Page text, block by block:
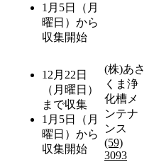
1月5日（月
曜日）から
収集開始
12月22日
（月曜日）
まで収集
1月5日（月
曜日）から
収集開始
(株)あさ
くま浄
化槽メ
ンテナ
ンス
(59)
3093